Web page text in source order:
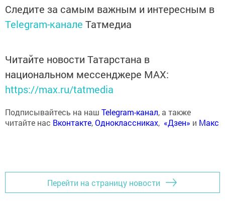
Следите за самым важным и интересным в
Telegram-канале Татмедиа
Читайте новости Татарстана в
национальном мессенджере MАХ:
https://max.ru/tatmedia
Подписывайтесь на наш Telegram-канал, а также
читайте нас Вконтакте,Одноклассниках, «Дзен» и Макс
Перейти на страницу новости